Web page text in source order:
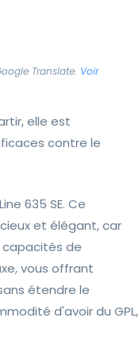
Translate. Voir
elle est
contre le
635 SE. Ce
et élégant, car
de
vous offrant
étendre le
d'avoir du GPL,